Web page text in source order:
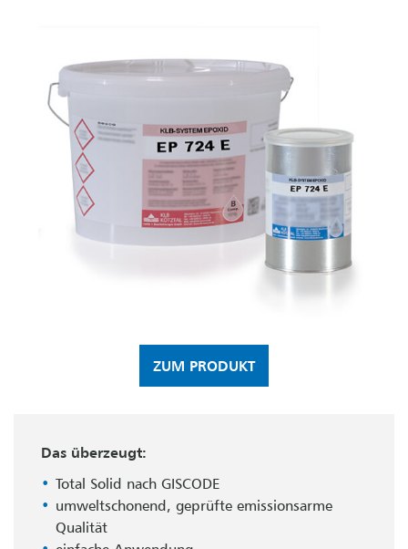
ZUM PRODUKT
Das überzeugt:
Total Solid nach GISCODE
umweltschonend, geprüfte emissionsarme
Qualität